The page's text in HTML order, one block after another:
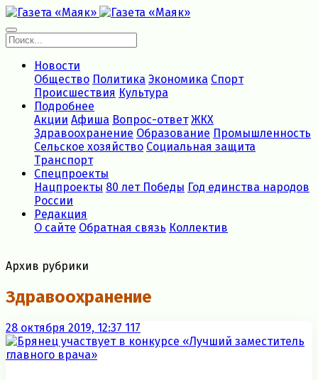
Новости
Общество Политика Экономика Спорт
Происшествия Культура
Подробнее
Акции Афиша Вопрос-ответ ЖКХ
Здравоохранение Образование Промышленность
Сельское хозяйство Социальная защита
Транспорт
Спецпроекты
Нацпроекты 80 лет Победы Год единства народов
России
Редакция
О сайте Обратная связь Коллектив
Архив рубрики
Здравоохранение
28 октября 2019, 12:37 117